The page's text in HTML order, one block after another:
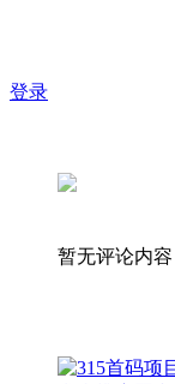
登录
暂无评论内容